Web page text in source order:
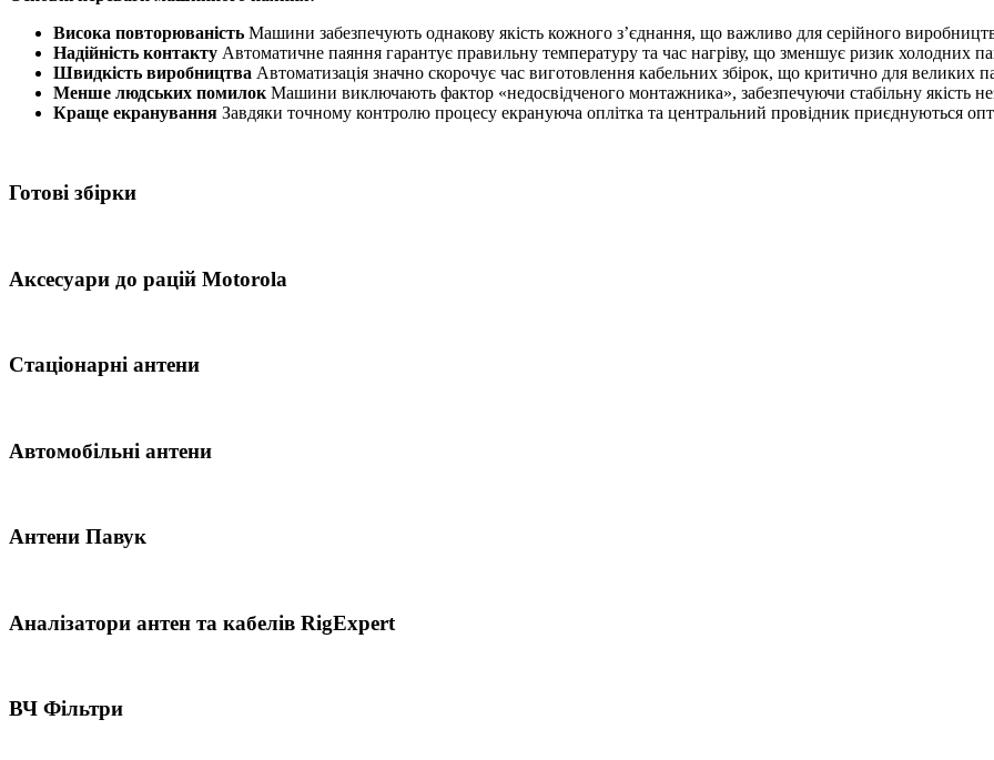
Висока повторюваність Машини забезпечують однакову якість кожного з’єднання, що важливо для серійного
Надійність контакту Автоматичне паяння гарантує правильну температуру та час нагріву, що зменшує ризик холодних
Швидкість виробництва Автоматизація значно скорочує час виготовлення кабельних збірок, що критично для великих
Менше людських помилок Машини виключають фактор «недосвідченого монтажника», забезпечуючи стабільну якість
Краще екранування Завдяки точному контролю процесу екрануюча оплітка та центральний провідник приєднуються
Готові збірки
Аксесуари до рацій Motorola
Стаціонарні антени
Автомобільні антени
Антени Павук
Аналізатори антен та кабелів RigExpert
ВЧ Фільтри